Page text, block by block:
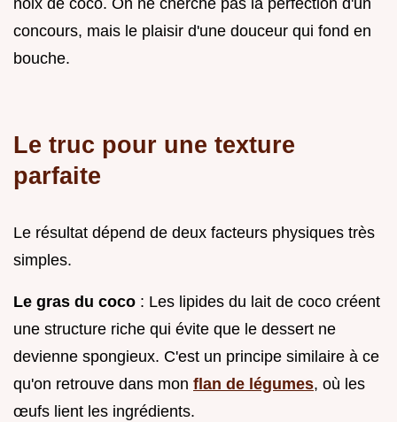
concours, mais le plaisir d'une douceur qui fond en
bouche.
Le truc pour une texture
parfaite
Le résultat dépend de deux facteurs physiques très
simples.
Le gras du coco : Les lipides du lait de coco créent
une structure riche qui évite que le dessert ne
devienne spongieux. C'est un principe similaire à ce
qu'on retrouve dans mon flan de légumes, où les
œufs lient les ingrédients.